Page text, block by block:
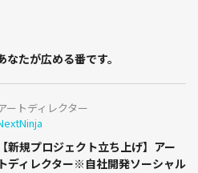
たが広める番です。
ートディレクター
【新規プロジェクト立ち上げ】アー
トディレクター※自社開発ソーシャル